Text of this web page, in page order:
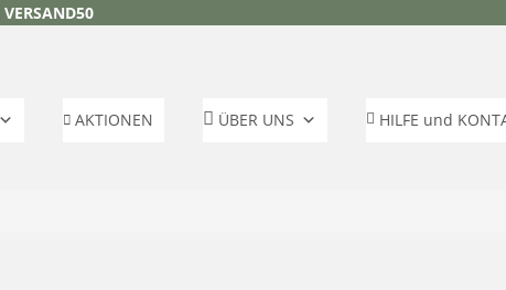
VERSAND50
AKTIONEN ÜBER UNS HILFE und